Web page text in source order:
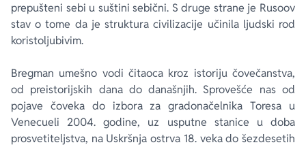
prepušteni sebi u suštini sebični. S druge strane je Rusoov
stav o tome da je struktura civilizacije učinila ljudski rod
koristoljubivim.
Bregman umešno vodi čitaoca kroz istoriju čovečanstva,
od preistorijskih dana do današnjih. Sprovešće nas od
pojave čoveka do izbora za gradonačelnika Toresa u
Venecueli 2004. godine, uz usputne stanice u doba
prosvetiteljstva, na Uskršnja ostrva 18. veka do šezdesetih